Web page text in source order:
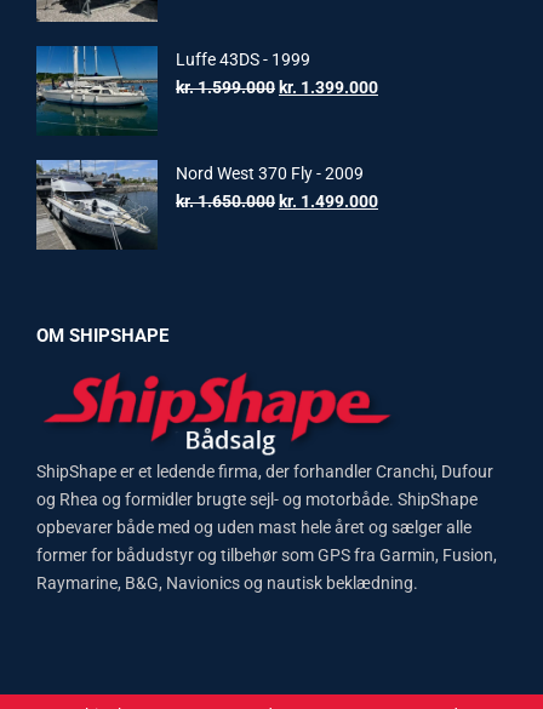
kr. 999.000.
Luffe 43DS - 1999
kr.1.599.000Original
kr. 1.599.000.
kr. 1.399.000Current
Nord West 370 Fly - 2009
kr.1.650.000Original
kr. 1.499.000Current
OM SHIPSHAPE
ShipShape er et ledende firma, der forhandler Cranchi, Dufour
og Rhea og formidler brugte sejl- og motorbåde. ShipShape
opbevarer både med og uden mast hele året og sælger alle
former for bådudstyr og tilbehør som GPS fra Garmin, Fusion,
Raymarine, B&G, Navionics og nautisk beklædning.